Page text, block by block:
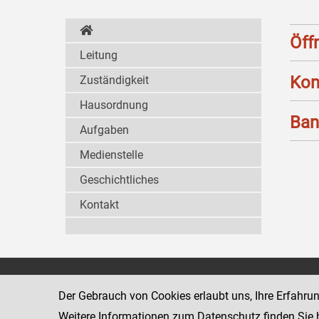
Leitung
Zuständigkeit
Hausordnung
Aufgaben
Medienstelle
Geschichtliches
Kontakt
Der Gebrauch von Cookies erlaubt uns, Ihre